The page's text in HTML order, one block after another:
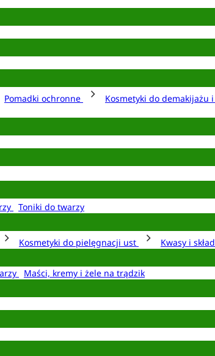
Pomadki ochronne
Kosmetyki do demakijażu
Toniki do twarzy
Kosmetyki do pielęgnacji ust
Kwasy i
Maści, kremy i żele na trądzik